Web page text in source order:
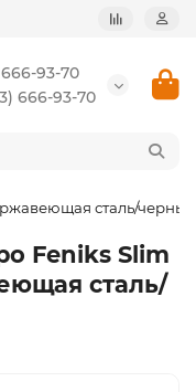
93-70
666-93-70
сталь/черный
Feniks Slim
сталь/